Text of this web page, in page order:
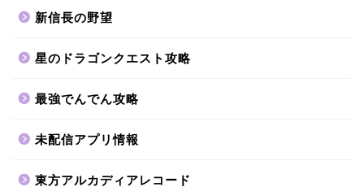
新信長の野望
星のドラゴンクエスト攻略
最強でんでん攻略
未配信アプリ情報
東方アルカディアレコード